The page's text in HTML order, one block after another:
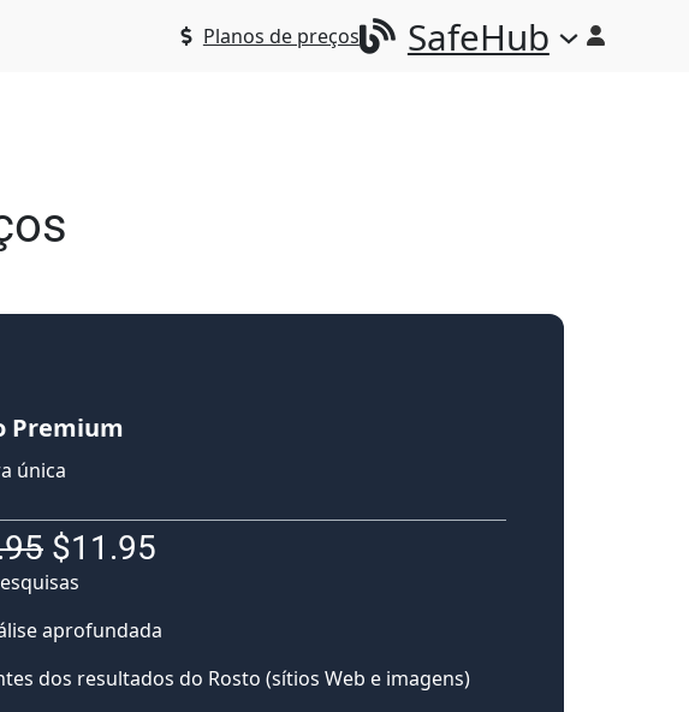
Planos de preços SafeHub
Premium
única
$11.95
aprofundada
dos resultados do Rosto (sítios Web e imagens)